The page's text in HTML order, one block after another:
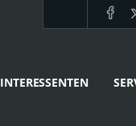
INTERESSENTEN